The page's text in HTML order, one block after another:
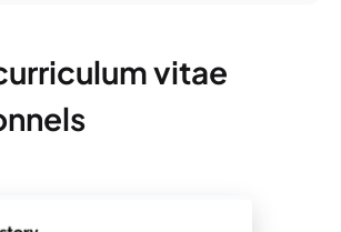
vitae